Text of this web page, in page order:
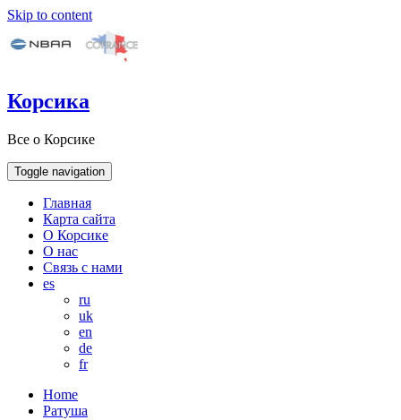
Skip to content
Корсика
Все о Корсике
Toggle navigation
Главная
Карта сайта
О Корсике
О нас
Связь с нами
es
ru
uk
en
de
fr
Home
Ратуша